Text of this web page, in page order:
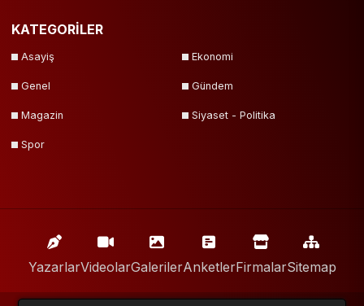
KATEGORİLER
Asayiş Ekonomi
Genel Gündem
Magazin Siyaset - Politika
Spor
YazarlarVideolarGalerilerAnketlerFirmalarSitemap